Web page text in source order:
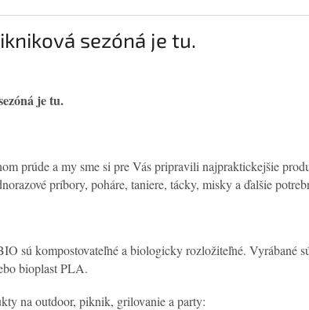
sezóná je tu.
je tu.
prúde a my sme si pre Vás pripravili najpraktickejšie
príbory, poháre, taniere, tácky, misky a ďalšie
sú kompostovateľné a biologicky rozložiteľné. Vyrábané
bioplast PLA.
na outdoor, piknik, grilovanie a party: